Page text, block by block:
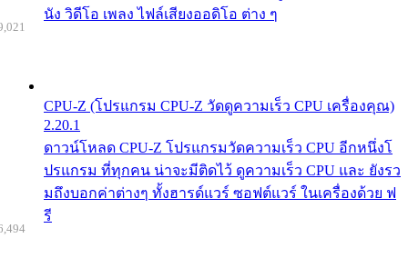
นัง วิดีโอ เพลง ไฟล์เสียงออดิโอ ต่าง ๆ
CPU-Z (โปรแกรม CPU-Z วัดดูความเร็ว CPU เครื่องคุณ)
2.20.1
ดาวน์โหลด CPU-Z โปรแกรมวัดความเร็ว CPU อีกหนึ่งโ
ปรแกรม ที่ทุกคน น่าจะมีติดไว้ ดูความเร็ว CPU และ ยังรว
มถึงบอกค่าต่างๆ ทั้งฮารด์แวร์ ซอฟต์แวร์ ในเครื่องด้วย ฟ
รี